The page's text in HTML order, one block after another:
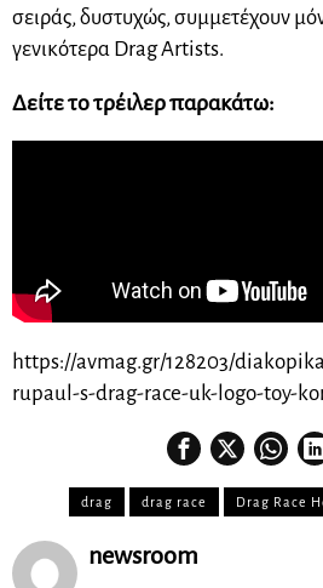
σειράς, δυστυχώς, συμμετέχουν
γενικότερα Drag Artists.
Δείτε το τρέιλερ παρακάτω:
https://avmag.gr/128203/
rupaul-s-drag-race-uk-logo-toy-
drag drag race Drag Race
newsroom